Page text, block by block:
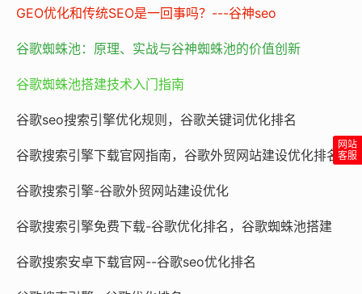
3. 搭建链接池
在服务器上搭建链接池，用于存储和管理网页之间的链接
关系。这些链接将构成蜘蛛池的网络结构，引导谷歌爬虫
则，如避免过度优化、保持链接的自然性和多样性等。
4. 内容优化
蜘蛛池的内容质量直接关系到其效果。因此，在搭建蜘蛛
池时，需要注重内容的优化。这包括使用高质量的原创内
了增加内容的多样性和吸引力，还可以引入图片、视频等
多媒体元素。
GEO优化和传统SEO是一回事吗？---谷神seo
谷歌蜘蛛池：原理、实战与谷神蜘蛛池的价值创新
谷歌蜘蛛池搭建技术入门指南
谷歌seo搜索引擎优化规则，谷歌关键词优化排名
谷歌搜索引擎下载官网指南，谷歌外贸网站建设优化排名
谷歌搜索引擎-谷歌外贸网站建设优化
谷歌搜索引擎免费下载-谷歌优化排名，谷歌蜘蛛池搭建
谷歌搜索安卓下载官网--谷歌seo优化排名